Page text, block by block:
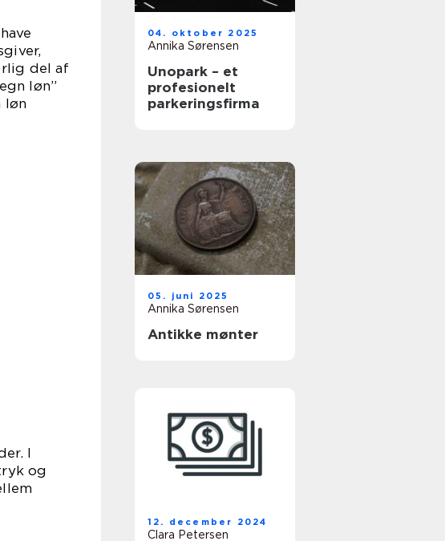
del af
løn”
løn
I
og
04. oktober 2025
Annika Sørensen
Unopark – et
profesionelt
parkeringsfirma
05. juni 2025
Annika Sørensen
Antikke mønter
12. december 2024
Clara Petersen